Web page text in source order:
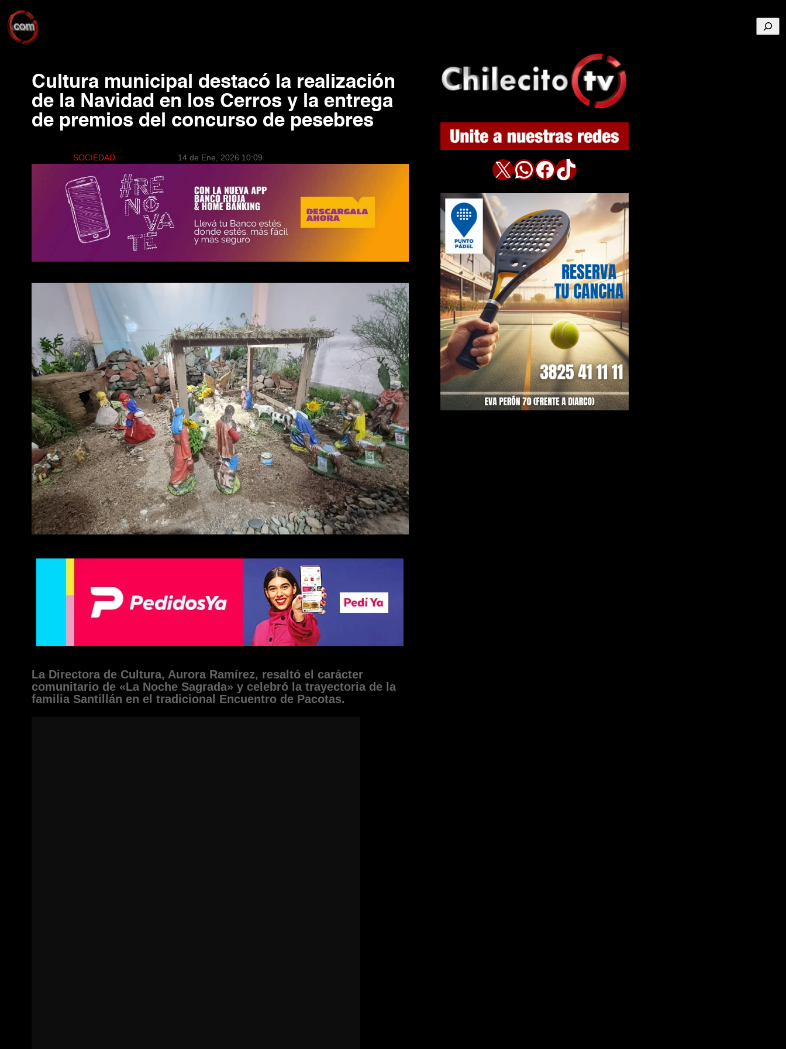
Buscar
Cultura municipal destacó la realización
de la Navidad en los Cerros y la entrega
de premios del concurso de pesebres
SOCIEDAD 14 de Ene, 2026 10:09
La Directora de Cultura, Aurora Ramírez, resaltó el carácter
comunitario de «La Noche Sagrada» y celebró la trayectoria de la
familia Santillán en el tradicional Encuentro de Pacotas.
X WhatsApp Facebook TikTok